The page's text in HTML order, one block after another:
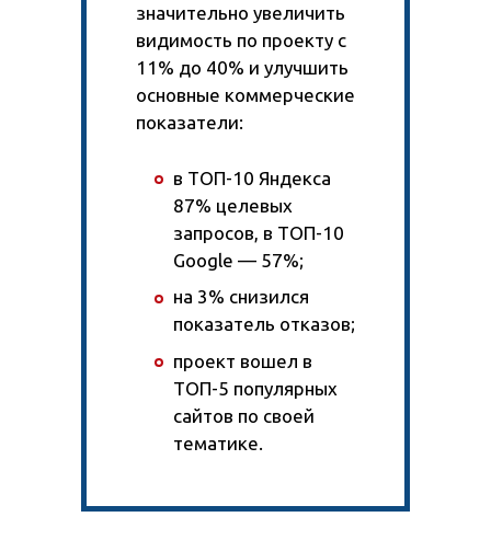
значительно увеличить
видимость по проекту с
11% до 40% и улучшить
основные коммерческие
показатели:
в ТОП-10 Яндекса
87% целевых
запросов, в ТОП-10
Google — 57%;
на 3% снизился
показатель отказов;
проект вошел в
ТОП-5 популярных
сайтов по своей
тематике.